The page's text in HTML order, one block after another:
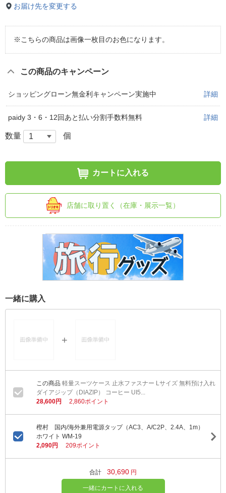
お届け先を変更する
※こちらの商品は画像一枚目のお色になります。
この商品のキャンペーン
ショッピングローン無金利キャンペーン実施中 詳細
paidy 3・6・12回あと払い分割手数料無料 詳細
数量 個
カートに入れる
店舗に取り置く（在庫・展示一覧）
一緒に購入
軽量スーツケース 止水ファスナー Lサイズ 無料預け入れ
ダイアジップ（DIAZIP） コーヒー UI5...
28,600円
2,860ポイント
樫村 国内/海外兼用電源タップ（AC3、A/C2P、2.4A、1m）
ホワイト WM-19
2,090円
209ポイント
合計 30,690 円
一緒にカートに入れる